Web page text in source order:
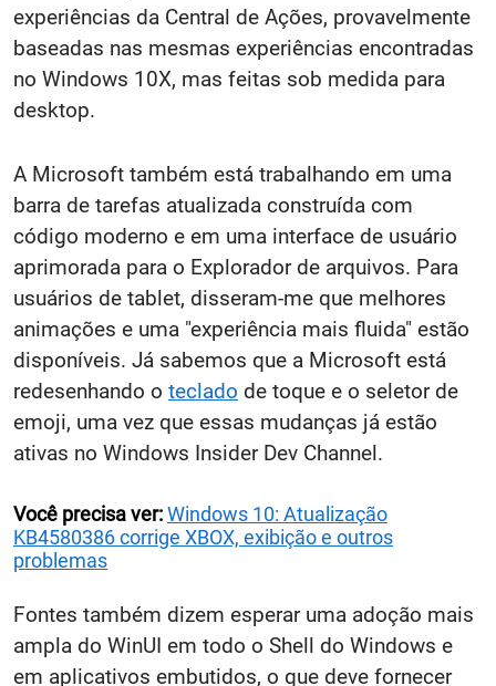
experiências da Central de Ações, provavelmente
baseadas nas mesmas experiências encontradas
no Windows 10X, mas feitas sob medida para
desktop.
A Microsoft também está trabalhando em uma
barra de tarefas atualizada construída com
código moderno e em uma interface de usuário
aprimorada para o Explorador de arquivos. Para
usuários de tablet, disseram-me que melhores
animações e uma "experiência mais fluida" estão
disponíveis. Já sabemos que a Microsoft está
redesenhando o teclado de toque e o seletor de
emoji, uma vez que essas mudanças já estão
ativas no Windows Insider Dev Channel.
Você precisa ver:Windows 10: Atualização
KB4580386 corrige XBOX, exibição e outros
problemas
Fontes também dizem esperar uma adoção mais
ampla do WinUI em todo o Shell do Windows e
em aplicativos embutidos, o que deve fornecer